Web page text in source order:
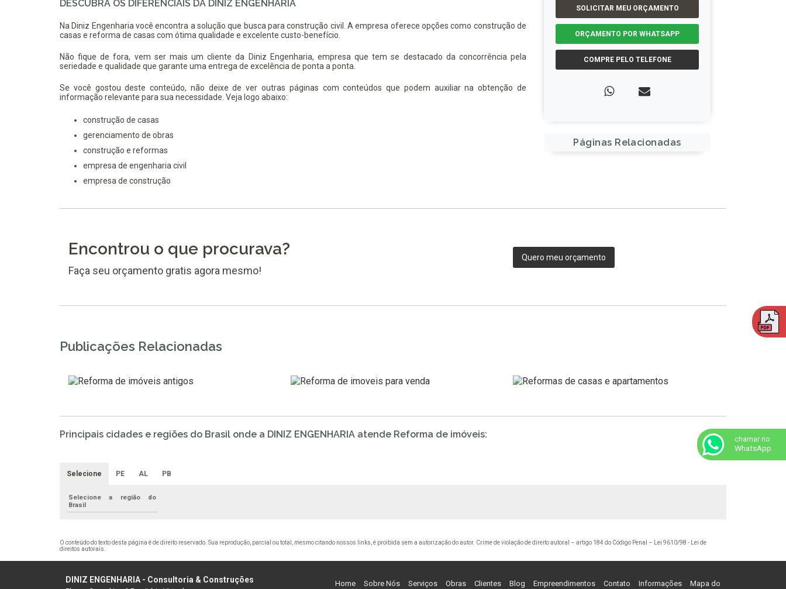
DESCUBRA OS DIFERENCIAIS DA DINIZ ENGENHARIA
Na Diniz Engenharia você encontra a solução que busca para construção civil. A empresa oferece opções como construção de
casas e reforma de casas com ótima qualidade e excelente custo-benefício.
Não fique de fora, vem ser mais um cliente da Diniz Engenharia, empresa que tem se destacado da concorrência pela
seriedade e qualidade que garante uma entrega de excelência de ponta a ponta.
Se você gostou deste conteúdo, não deixe de ver outras páginas com conteúdos que podem auxiliar na obtenção de
informação relevante para sua necessidade. Veja logo abaixo:
construção de casas
gerenciamento de obras
construção e reformas
empresa de engenharia civil
empresa de construção
SOLICITAR MEU ORÇAMENTO
ORÇAMENTO POR WHATSAPP
COMPRE PELO TELEFONE
Páginas Relacionadas
Encontrou o que procurava?
Faça seu orçamento gratis agora mesmo!
Quero meu orçamento
Publicações Relacionadas
Principais cidades e regiões do Brasil onde a DINIZ ENGENHARIA atende Reforma de imóveis:
Selecione PE AL PB
Selecione a região do
Brasil
O conteúdo do texto desta página é de direito reservado. Sua reprodução, parcial ou total, mesmo citando nossos links, é proibida sem a autorização do autor. Crime de violação de direito autoral – artigo 184 do Código Penal –
Lei 9610/98 - Lei de
direitos autorais
DINIZ ENGENHARIA - Consultoria & Construções Home Sobre Nós Serviços Obras Clientes Blog Empreendimentos Contato Informações Mapa do
chamar no
WhatsApp